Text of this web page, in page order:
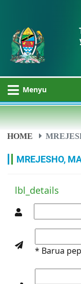
Menyu
HOME
MREJESHO,
lbl_details
* Barua